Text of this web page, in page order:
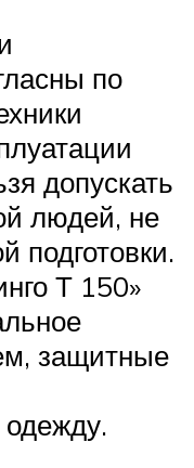
по
допускать
людей, не
подготовки.
Т 150»
защитные